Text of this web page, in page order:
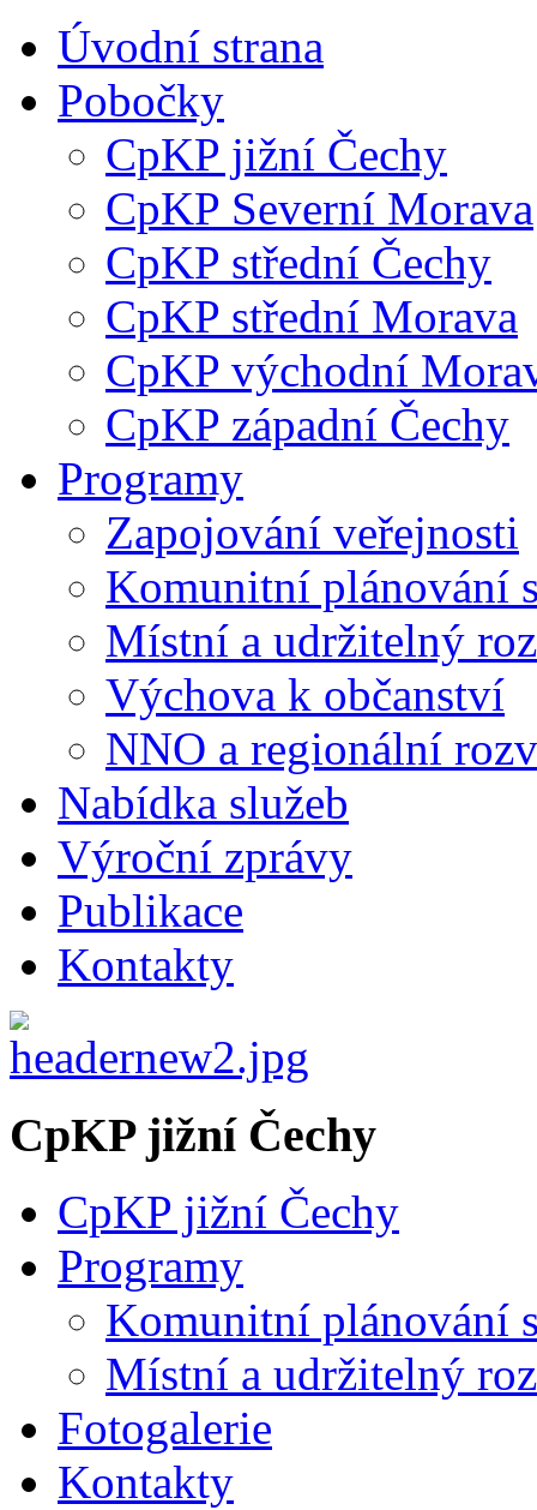
Úvodní strana
Pobočky
CpKP jižní Čechy
CpKP Severní Morava
CpKP střední Čechy
CpKP střední Morava
CpKP východní
CpKP západní Čechy
Programy
Zapojování veřejnosti
Komunitní plánování
Místní a udržitelný
Výchova k občanství
NNO a regionální
Nabídka služeb
Výroční zprávy
Publikace
Kontakty
CpKP jižní Čechy
CpKP jižní Čechy
Programy
Komunitní plánování
Místní a udržitelný
Fotogalerie
Kontakty